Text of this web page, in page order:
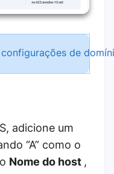
de
adicione um
“A” como o
Nome do host ,